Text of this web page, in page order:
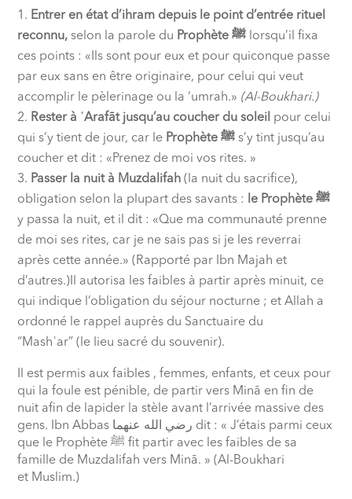
Entrer en état d’ihram depuis le point d’entrée rituel
reconnu, selon la parole du Prophète ﷺ lorsqu’il fixa
ces points : «Ils sont pour eux et pour quiconque passe
par eux sans en être originaire, pour celui qui veut
accomplir le pèlerinage ou la ‘umrah.» (Al-Boukhari.)
Rester à ʿArafāt jusqu’au coucher du soleil pour celui
qui s’y tient de jour, car le
s’y tint jusqu’au
coucher et dit : «Prenez de moi vos rites. »
Passer la nuit à Muzdalifah (la nuit du sacrifice),
obligation selon la plupart des savants :
le Prophète ﷺ
y passa la nuit, et il dit : «Que ma communauté prenne
de moi ses rites, car je ne sais pas si je les reverrai
après cette année.» (Rapporté par Ibn Majah et
d’autres.)Il autorisa les faibles à partir après minuit, ce
qui indique l’obligation du séjour nocturne ; et Allah a
ordonné le rappel auprès du Sanctuaire du
“Mashʿar” (le lieu sacré du souvenir).
Il est permis aux faibles , femmes, enfants, et ceux pour
qui la foule est pénible, de partir vers Minā en fin de
nuit afin de lapider la stèle avant l’arrivée massive des
gens. Ibn Abbas رضي الله عنهما dit : « J’étais parmi ceux
que le Prophèteﷺ fit partir avec les faibles de sa
famille de Muzdalifah vers Minā. » (Al-Boukhari
et Muslim.)